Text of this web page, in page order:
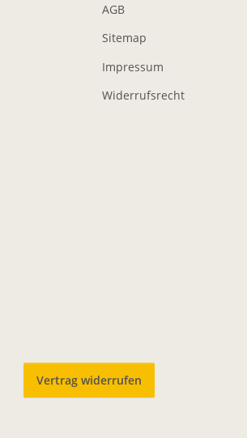
AGB
Sitemap
Impressum
Widerrufsrecht
Vertrag widerrufen